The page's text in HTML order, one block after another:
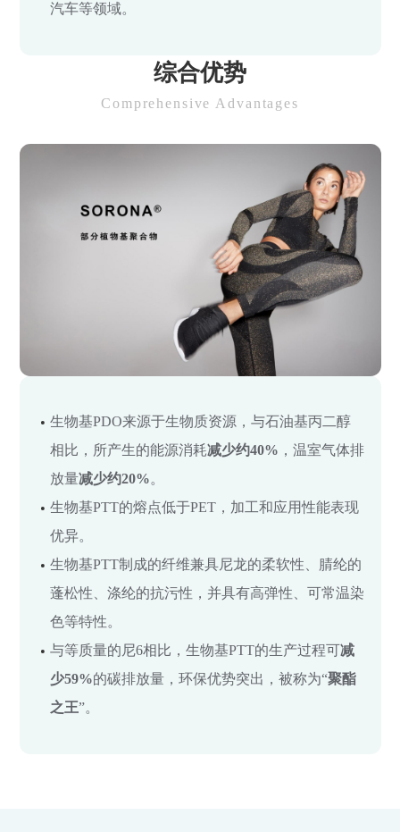
汽车等领域。
综合优势
Comprehensive Advantages
生物基PDO来源于生物质资源，与石油基丙二醇
相比，所产生的能源消耗减少约40% ，温室气体排
放量减少约20%。
生物基PTT的熔点低于PET，加工和应用性能表现
优异。
生物基PTT制成的纤维兼具尼龙的柔软性、腈纶的
蓬松性、涤纶的抗污性，并具有高弹性、可常温染
色等特性。
与等质量的尼6相比，生物基PTT的生产过程可减
少59%的碳排放量，环保优势突出，被称为“聚酯
之王”。